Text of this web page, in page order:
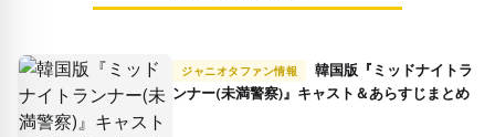
ジャニオタファン情報
ンナー(未満警察)』キャスト＆あらすじまとめ